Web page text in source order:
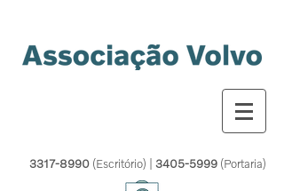
3317-8990 (Escritório) | 3405-5999(Portaria)